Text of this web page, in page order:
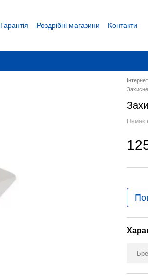
Гарантія Роздрібні магазини
Контакти
Немає